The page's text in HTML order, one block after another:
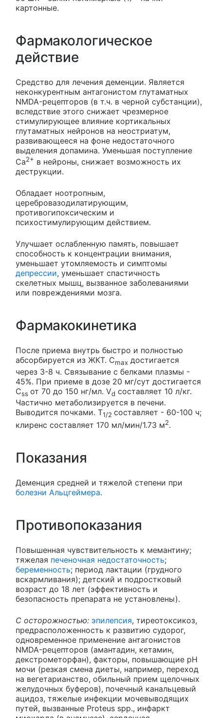
картонные.
Фармакологическое
действие
Средство для лечения деменции. Является
неконкурентным антагонистом глутаматных
NMDA-рецепторов (в т.ч. в черной субстанции),
вследствие этого снижает чрезмерное
стимулирующее влияние кортикальных
глутаматных нейронов на неостриатум,
развивающееся на фоне недостаточного
выделения допамина. Уменьшая поступление
Са2+ в нейроны, снижает возможность их
деструкции.
Обладает ноотропным,
церебровазодилатирующим,
противогипоксическим и
психостимулирующим действием.
Улучшает ослабленную память, повышает
способность к концентрации внимания,
уменьшает утомляемость и симптомы
депрессии, уменьшает спастичность
скелетных мышц, вызванное заболеваниями
или повреждениями мозга.
Фармакокинетика
После приема внутрь быстро и полностью
абсорбируется из ЖКТ. Cmax достигается
через 3-8 ч. Связывание с белками плазмы -
45%. При приеме в дозе 20 мг/сут достигается
Css от 70 до 150 нг/мл. Vd составляет 10 л/кг.
Частично метаболизируется в печени.
Выводится почками. T1/2 составляет - 60-100 ч;
клиренс составляет 170 мл/мин/1.73 м2.
Показания
Деменция средней и тяжелой степени при
болезни Альцгеймера.
Противопоказания
Повышенная чувствительность к мемантину;
тяжелая печеночная недостаточность;
беременность; период лактации (грудного
вскармливания); детский и подростковый
возраст до 18 лет (эффективность и
безопасность препарата не установлены).
С осторожностью: эпилепсия, тиреотоксикоз,
предрасположенность к развитию судорог,
одновременное применение антагонистов
NMDA-рецепторов (амантадин, кетамин,
декстрометорфан), факторы, повышающие pH
мочи (резкая смена диеты, например, переход
на вегетарианство, обильный прием щелочных
желудочных буферов), почечный канальцевый
ацидоз, тяжелые инфекции мочевыводящих
путей, вызванные Proteus spp., инфаркт